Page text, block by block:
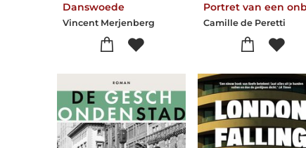
Danswoede
Vincent Merjenberg Camille de Peretti